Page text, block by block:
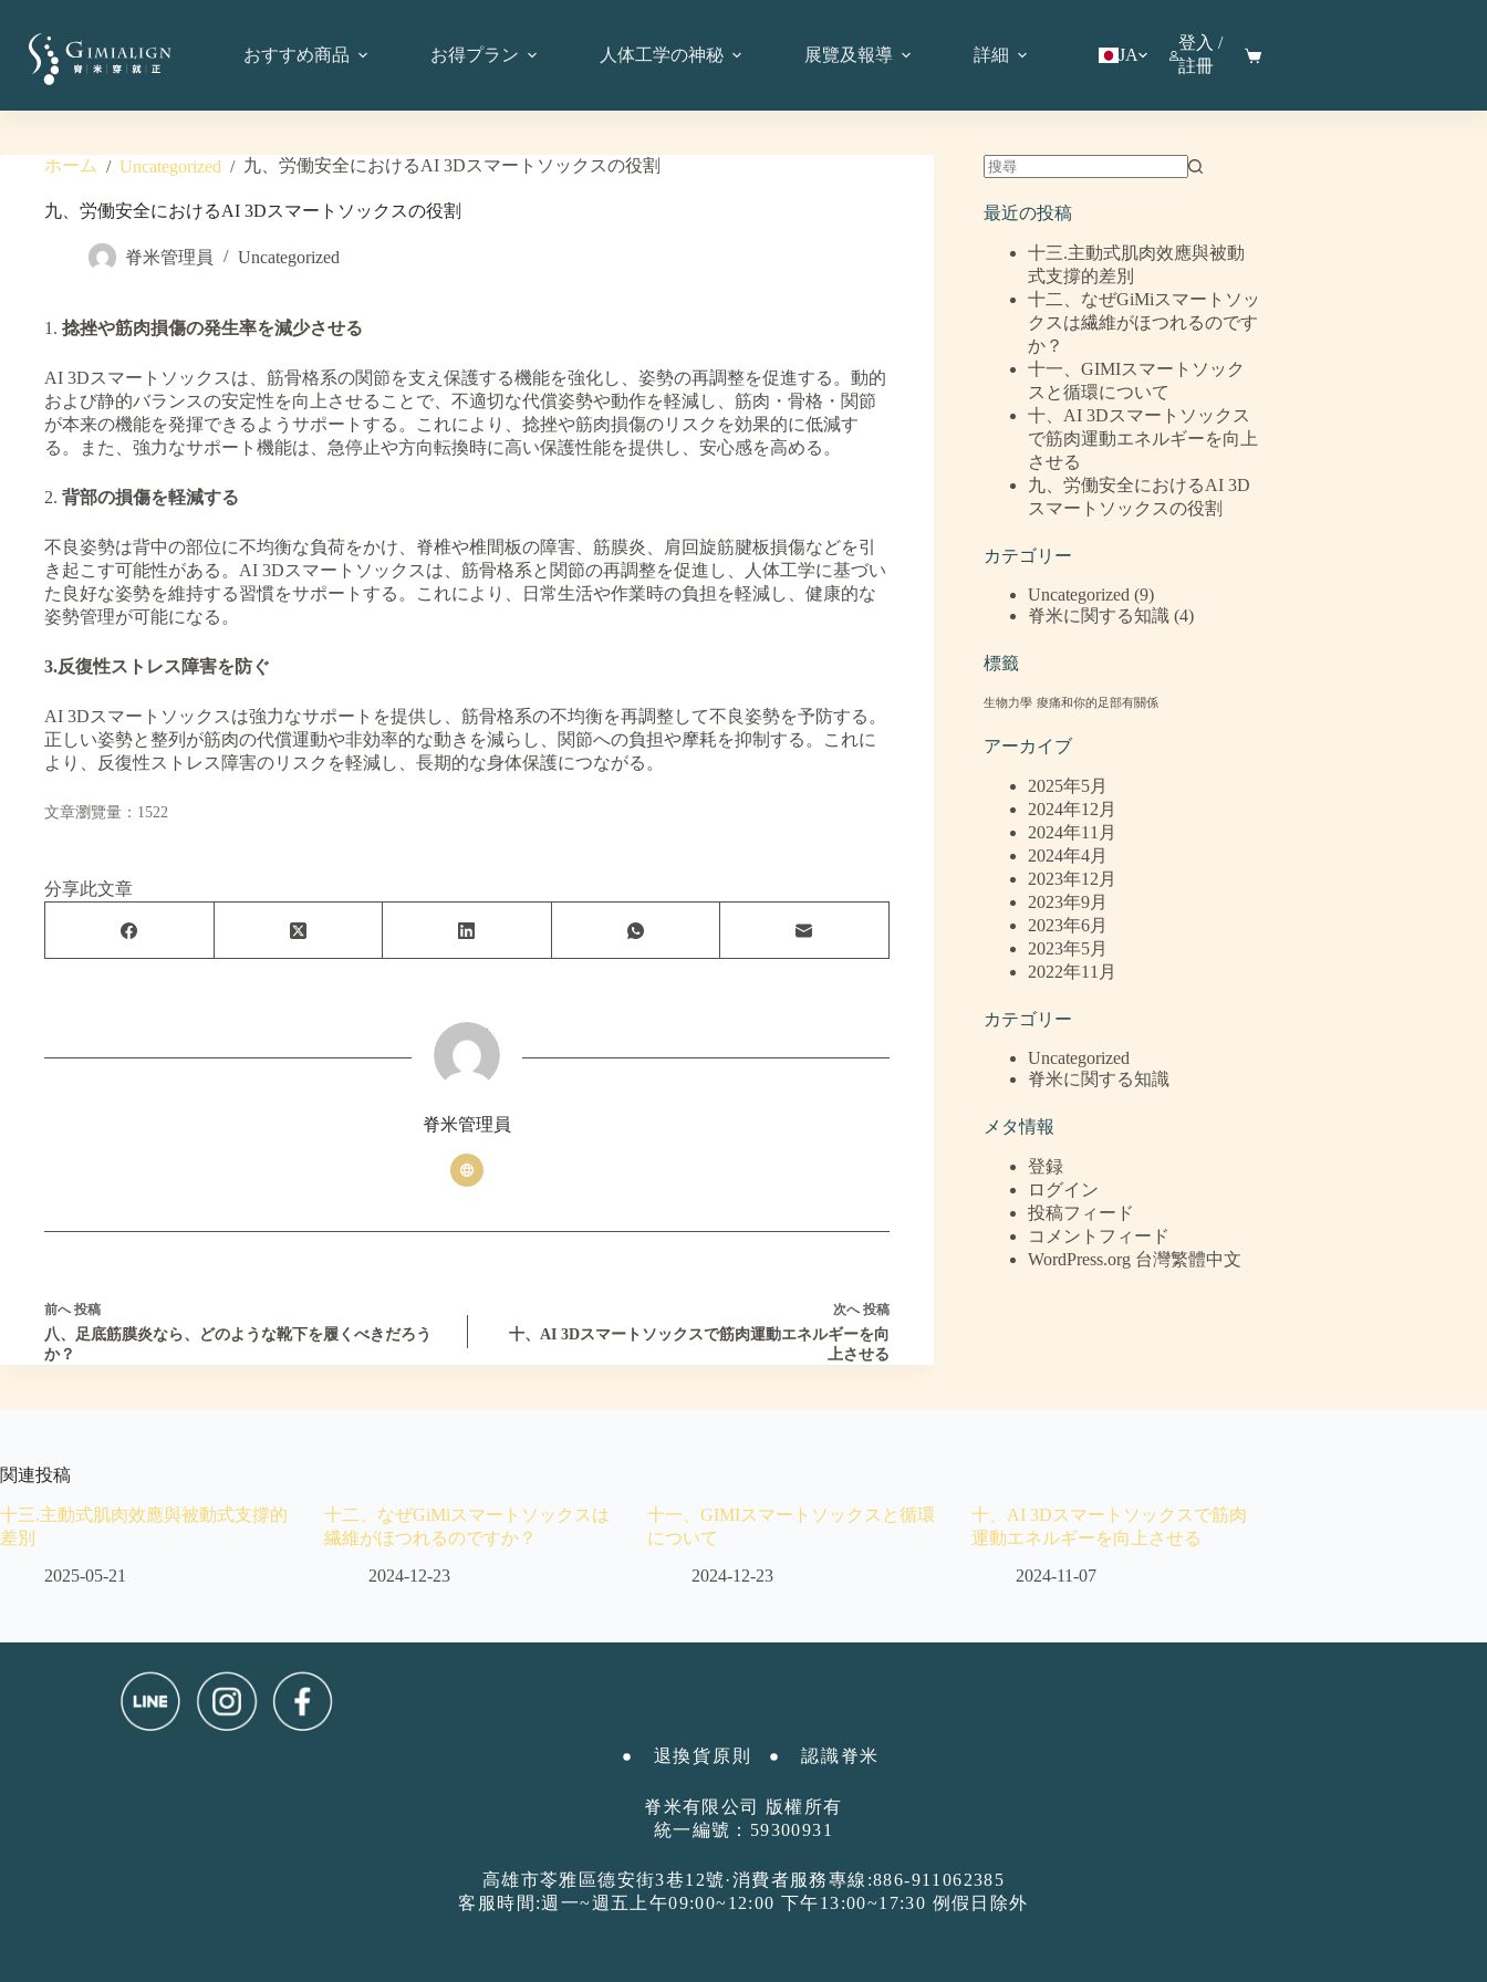
おすすめ商品 お得プラン 人体工学の神秘 展覽及報導 詳細 JA
登入 /
註冊
ホーム / Uncategorized / 九、労働安全におけるAI 3Dスマートソックスの役割
九、労働安全におけるAI 3Dスマートソックスの役割
脊米管理員 Uncategorized
1. 捻挫や筋肉損傷の発生率を減少させる
AI 3Dスマートソックスは、筋骨格系の関節を支え保護する機能を強化し、姿勢の再調整を促進する。動的
および静的バランスの安定性を向上させることで、不適切な代償姿勢や動作を軽減し、筋肉・骨格・関節
が本来の機能を発揮できるようサポートする。これにより、捻挫や筋肉損傷のリスクを効果的に低減す
る。また、強力なサポート機能は、急停止や方向転換時に高い保護性能を提供し、安心感を高める。
2. 背部の損傷を軽減する
不良姿勢は背中の部位に不均衡な負荷をかけ、脊椎や椎間板の障害、筋膜炎、肩回旋筋腱板損傷などを引
き起こす可能性がある。AI 3Dスマートソックスは、筋骨格系と関節の再調整を促進し、人体工学に基づい
た良好な姿勢を維持する習慣をサポートする。これにより、日常生活や作業時の負担を軽減し、健康的な
姿勢管理が可能になる。
3.反復性ストレス障害を防ぐ
AI 3Dスマートソックスは強力なサポートを提供し、筋骨格系の不均衡を再調整して不良姿勢を予防する。
正しい姿勢と整列が筋肉の代償運動や非効率的な動きを減らし、関節への負担や摩耗を抑制する。これに
より、反復性ストレス障害のリスクを軽減し、長期的な身体保護につながる。
文章瀏覽量：1522
分享此文章
脊米管理員
前へ投稿
八、足底筋膜炎なら、どのような靴下を履くべきだろう
か？
次へ投稿
十、AI 3Dスマートソックスで筋肉運動エネルギーを向
上させる
最近の投稿
十三.主動式肌肉效應與被動
式支撐的差別
十二、なぜGiMiスマートソッ
クスは繊維がほつれるのです
か？
十一、GIMIスマートソック
スと循環について
十、AI 3Dスマートソックス
で筋肉運動エネルギーを向上
させる
九、労働安全におけるAI 3D
スマートソックスの役割
カテゴリー
Uncategorized (9)
脊米に関する知識 (4)
標籤
生物力學 痠痛和你的足部有關係
アーカイブ
2025年5月
2024年12月
2024年11月
2024年4月
2023年12月
2023年9月
2023年6月
2023年5月
2022年11月
カテゴリー
Uncategorized
脊米に関する知識
メタ情報
登録
ログイン
投稿フィード
コメントフィード
WordPress.org 台灣繁體中文
関連投稿
十三.主動式肌肉效應與被動式支撐的
差別
2025-05-21
十二、なぜGiMiスマートソックスは
繊維がほつれるのですか？
2024-12-23
十一、GIMIスマートソックスと循環
について
2024-12-23
十、AI 3Dスマートソックスで筋肉
運動エネルギーを向上させる
2024-11-07
退換貨原則 認識脊米ㅤ
脊米有限公司 版權所有
統一編號：59300931
高雄市苓雅區德安街3巷12號·消費者服務專線:886-911062385
客服時間:週一~週五上午09:00~12:00 下午13:00~17:30 例假日除外